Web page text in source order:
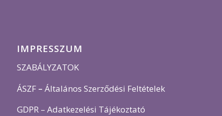
IMPRESSZUM
SZABÁLYZATOK
ÁSZF– Általános Szerződési Feltételek
GDPR – Adatkezelési Tájékoztató